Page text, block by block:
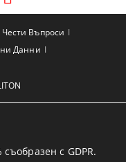
Чести Въпроси
Данни
с GDPR.